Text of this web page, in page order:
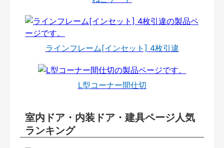
ラインフレーム[インセット] 4枚引違
L型コーナー間仕切
室内ドア・内装ドア・建具ページ人気
ランキング